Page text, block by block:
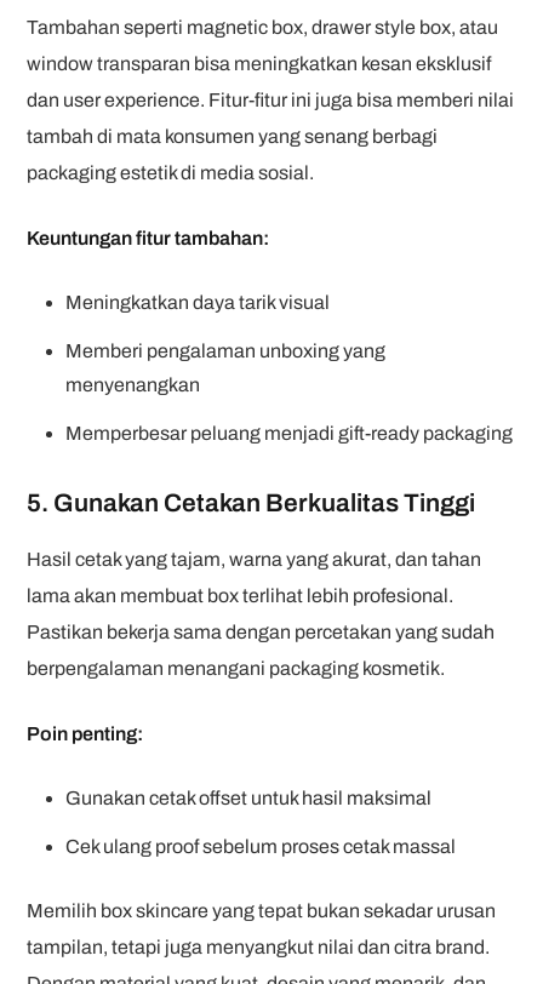
Tambahan seperti magnetic box, drawer style box, atau
window transparan bisa meningkatkan kesan eksklusif
dan user experience. Fitur-fitur ini juga bisa memberi nilai
tambah di mata konsumen yang senang berbagi
packaging estetik di media sosial.
Keuntungan fitur tambahan:
Meningkatkan daya tarik visual
Memberi pengalaman unboxing yang
menyenangkan
Memperbesar peluang menjadi gift-ready packaging
5. Gunakan Cetakan Berkualitas Tinggi
Hasil cetak yang tajam, warna yang akurat, dan tahan
lama akan membuat box terlihat lebih profesional.
Pastikan bekerja sama dengan percetakan yang sudah
berpengalaman menangani packaging kosmetik.
Poin penting:
Gunakan cetak offset untuk hasil maksimal
Cek ulang proof sebelum proses cetak massal
Memilih box skincare yang tepat bukan sekadar urusan
tampilan, tetapi juga menyangkut nilai dan citra brand.